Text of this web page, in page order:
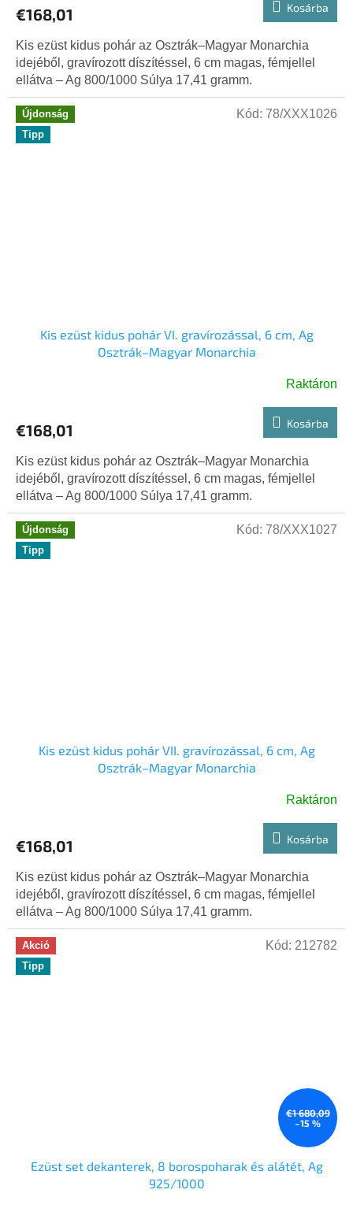
€168,01 Kosárba
Kis ezüst kidus pohár az Osztrák–Magyar Monarchia
idejéből, gravírozott díszítéssel, 6 cm magas, fémjellel
ellátva – Ag 800/1000 Súlya 17,41 gramm.
Újdonság
Tipp
Kis ezüst kidus pohár VI. gravírozással, 6 cm, Ag
Osztrák–Magyar Monarchia
Raktáron
€168,01 Kosárba
Kis ezüst kidus pohár az Osztrák–Magyar Monarchia
idejéből, gravírozott díszítéssel, 6 cm magas, fémjellel
ellátva – Ag 800/1000 Súlya 17,41 gramm.
Kód: 78/XXX1026
Újdonság
Tipp
Kis ezüst kidus pohár VII. gravírozással, 6 cm, Ag
Osztrák–Magyar Monarchia
Raktáron
€168,01 Kosárba
Kis ezüst kidus pohár az Osztrák–Magyar Monarchia
idejéből, gravírozott díszítéssel, 6 cm magas, fémjellel
ellátva – Ag 800/1000 Súlya 17,41 gramm.
Kód: 78/XXX1027
Akció
Tipp
€1 680,09
–15 %
Ezüst set dekanterek, 8 borospoharak és alátét, Ag
925/1000
Kód: 212782